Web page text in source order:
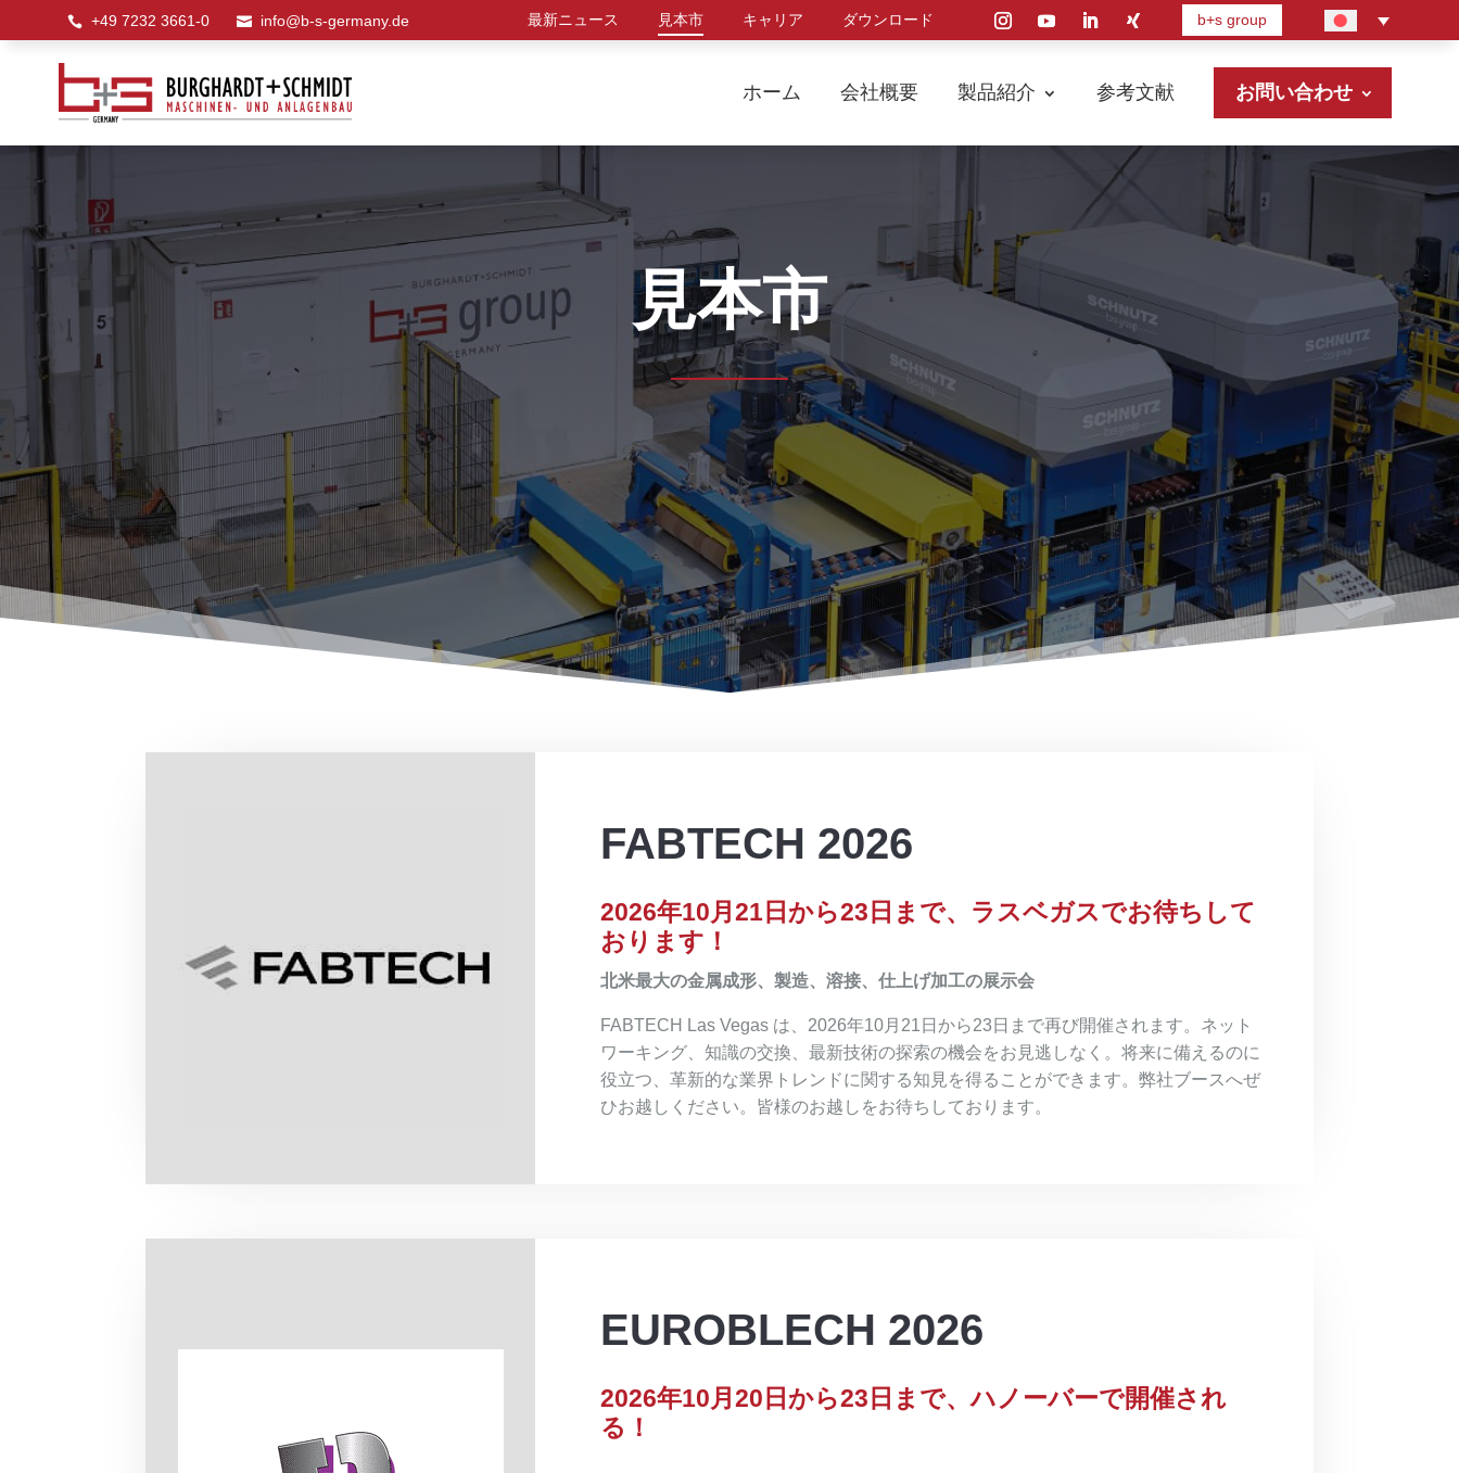
 +49 7232 3661-0  info@b-s-germany.de 最新ニュース 見本市 キャリア ダウンロード b+s group
ホーム 会社概要 製品紹介 参考文献 お問い合わせ
見本市
FABTECH 2026
2026年10月21日から23日まで、ラスベガスでお待ちして
おります！
北米最大の金属成形、製造、溶接、仕上げ加工の展示会
FABTECH Las Vegas は、2026年10月21日から23日まで再び開催されます。ネット
ワーキング、知識の交換、最新技術の探索の機会をお見逃しなく。将来に備えるのに
役立つ、革新的な業界トレンドに関する知見を得ることができます。弊社ブースへぜ
ひお越しください。皆様のお越しをお待ちしております。
EUROBLECH 2026
2026年10月20日から23日まで、ハノーバーで開催され
る！